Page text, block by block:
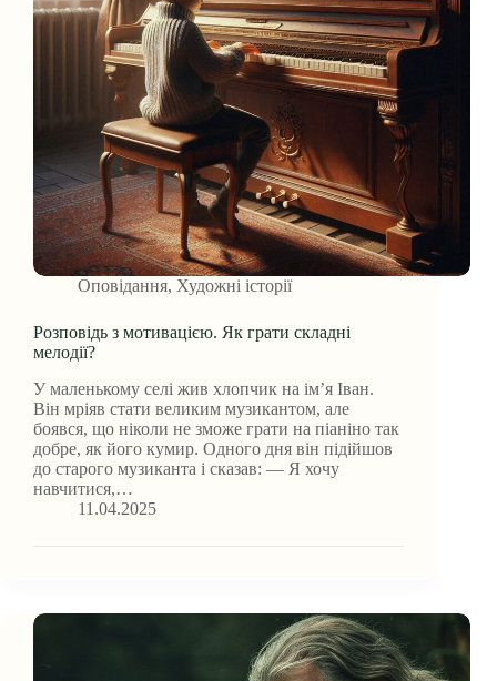
Оповідання, Художні історії
Розповідь з мотивацією. Як грати складні
мелодії?
У маленькому селі жив хлопчик на ім’я Іван.
Він мріяв стати великим музикантом, але
боявся, що ніколи не зможе грати на піаніно так
добре, як його кумир. Одного дня він підійшов
до старого музиканта і сказав: — Я хочу
навчитися,…
11.04.2025